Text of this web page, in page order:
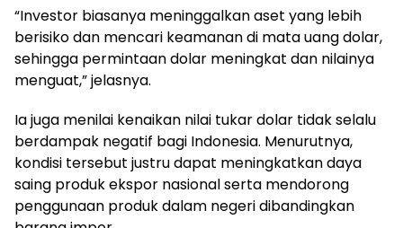
“Investor biasanya meninggalkan aset yang lebih
berisiko dan mencari keamanan di mata uang dolar,
sehingga permintaan dolar meningkat dan nilainya
menguat,” jelasnya.
Ia juga menilai kenaikan nilai tukar dolar tidak selalu
berdampak negatif bagi Indonesia. Menurutnya,
kondisi tersebut justru dapat meningkatkan daya
saing produk ekspor nasional serta mendorong
penggunaan produk dalam negeri dibandingkan